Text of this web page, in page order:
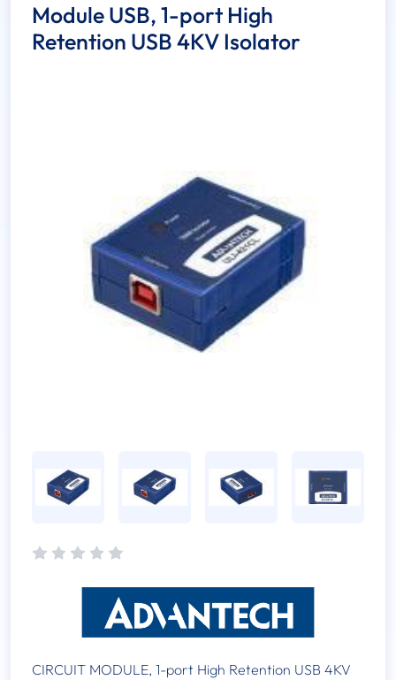
Module USB, 1-port High
Retention USB 4KV Isolator
CIRCUIT MODULE, 1-port High Retention USB 4KV